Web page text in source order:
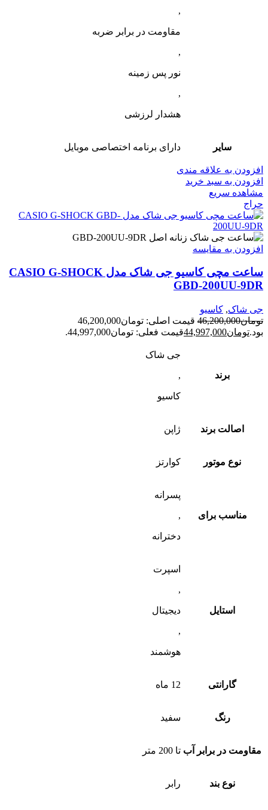
,
مقاومت در برابر ضربه
,
نور پس زمینه
,
هشدار لرزشی
سایر دارای برنامه اختصاصی موبایل
افزودن به علاقه مندی
افزودن به سبد خرید
مشاهده سریع
حراج
افزودن به مقایسه
ساعت مچی کاسیو جی شاک مدل CASIO G-SHOCK
GBD-200UU-9DR
جی شاک, کاسیو
تومان46,200,000
قیمت اصلی: تومان46,200,000
بود.تومان44,997,000قیمت فعلی: تومان44,997,000.
برند
جی شاک
,
کاسیو
اصالت برند ژاپن
نوع موتور کوارتز
مناسب برای
پسرانه
,
دخترانه
استایل
اسپرت
,
دیجیتال
,
هوشمند
گارانتی 12 ماه
رنگ سفید
مقاومت در برابر آب تا 200 متر
نوع بند رابر